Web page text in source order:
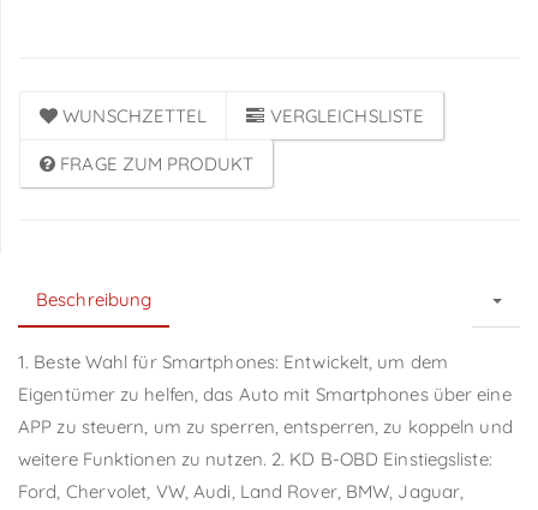
WUNSCHZETTEL VERGLEICHSLISTE
FRAGE ZUM PRODUKT
Beschreibung
1. Beste Wahl für Smartphones: Entwickelt, um dem
Eigentümer zu helfen, das Auto mit Smartphones über eine
APP zu steuern, um zu sperren, entsperren, zu koppeln und
weitere Funktionen zu nutzen. 2. KD B-OBD Einstiegsliste:
Ford, Chervolet, VW, Audi, Land Rover, BMW, Jaguar,